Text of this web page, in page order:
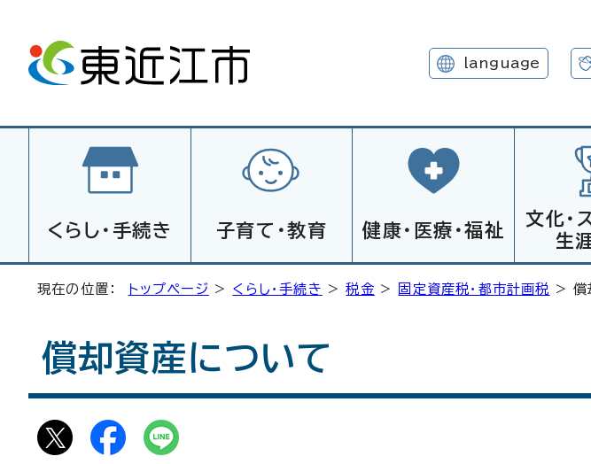
language
くらし・手続き 子育て・教育 健康・医療・福祉
文化・
生
現在の位置： トップページ > くらし・手続き >税金 > 固定資産税・都市計画税 > 償
償却資産について